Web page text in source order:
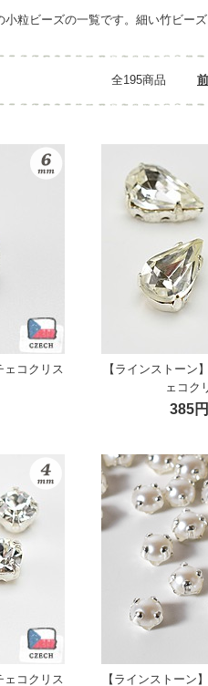
粒ビーズの一覧です。細い竹ビーズ
全195商品
ェコクリス
【ラインストーン
ェコク
385円
ェコクリス
【ラインストーン